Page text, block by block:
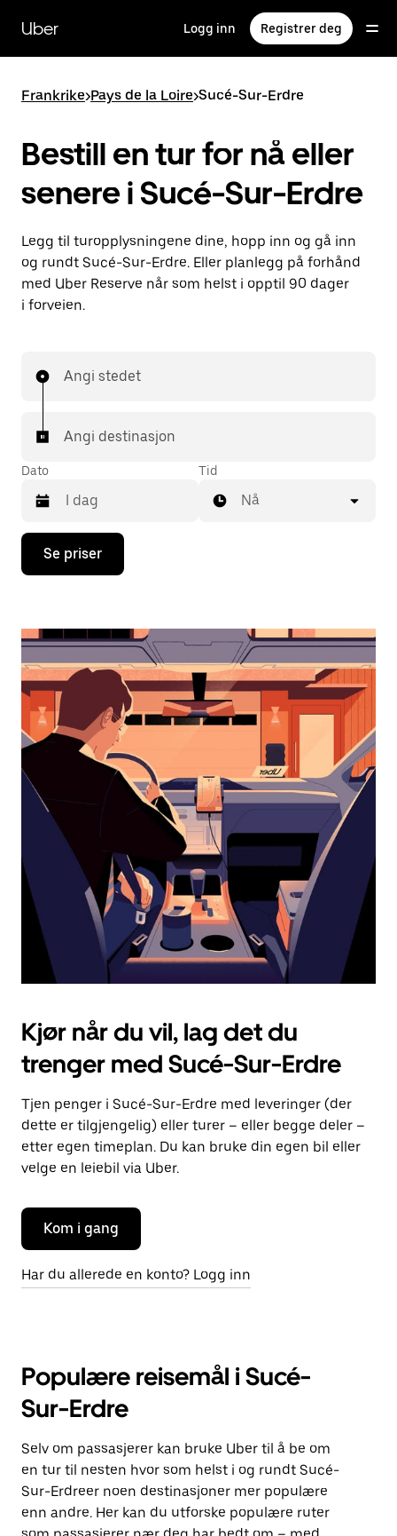
hovedinnholdet
Uber Logg inn Registrer deg
Frankrike>Pays de la Loire>Sucé-Sur-Erdre
Bestill en tur for nå eller
senere i Sucé-Sur-Erdre
Legg til turopplysningene dine, hopp inn og gå inn
og rundt Sucé-Sur-Erdre. Eller planlegg på forhånd
med Uber Reserve når som helst i opptil 90 dager
i forveien.
Angi stedet
Angi destinasjon
Dato
Trykk
piltast
åpne
og
velge
dato.
Trykk
på
Esc-
knappen
kalenderen.
Tid
Nå
Se priser
Kjør når du vil, lag det du
trenger med Sucé-Sur-Erdre
Tjen penger i Sucé-Sur-Erdre med leveringer (der
dette er tilgjengelig) eller turer – eller begge deler –
etter egen timeplan. Du kan bruke din egen bil eller
velge en leiebil via Uber.
Kom i gang
Har du allerede en konto? Logg inn
Populære reisemål i Sucé-
Sur-Erdre
Selv om passasjerer kan bruke Uber til å be om
en tur til nesten hvor som helst i og rundt Sucé-
Sur-Erdreer noen destinasjoner mer populære
enn andre. Her kan du utforske populære ruter